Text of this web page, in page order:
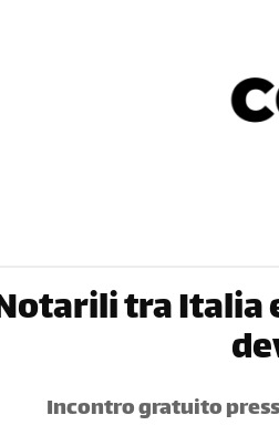
tra Italia
Incontro gratuito